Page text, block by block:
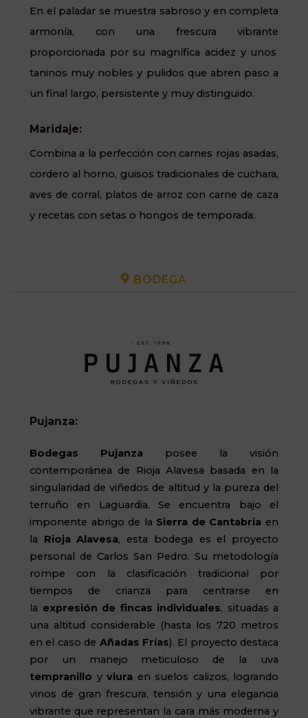
En el paladar se muestra sabroso y en completa
armonía, con una frescura vibrante
proporcionada por su magnífica acidez y unos
taninos muy nobles y pulidos que abren paso a
un final largo, persistente y muy distinguido.
Maridaje:
Combina a la perfección con carnes rojas asadas,
cordero al horno, guisos tradicionales de cuchara,
aves de corral, platos de arroz con carne de caza
y recetas con setas o hongos de temporada.
BODEGA
Pujanza:
Bodegas Pujanza posee la visión
contemporánea de Rioja Alavesa basada en la
singularidad de viñedos de altitud y la pureza del
terruño en Laguardia. Se encuentra
bajo el
imponente abrigo de la Sierra de Cantabria en
la Rioja Alavesa, esta bodega es el proyecto
personal de Carlos San Pedro. Su metodología
rompe con la clasificación tradicional por
tiempos de crianza para centrarse en
la expresión de fincas individuales, situadas a
una altitud considerable (hasta los 720 metros
en el caso de Añadas Frías). El proyecto destaca
por un manejo meticuloso de la uva
tempranillo y viura en suelos calizos, logrando
vinos de gran frescura, tensión y una elegancia
vibrante que representan la cara más moderna y